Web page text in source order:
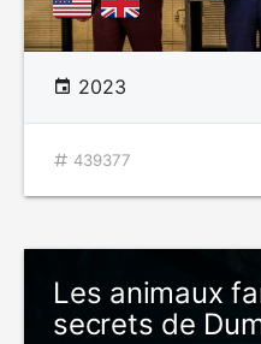
2023
439377
Les animaux
secrets de